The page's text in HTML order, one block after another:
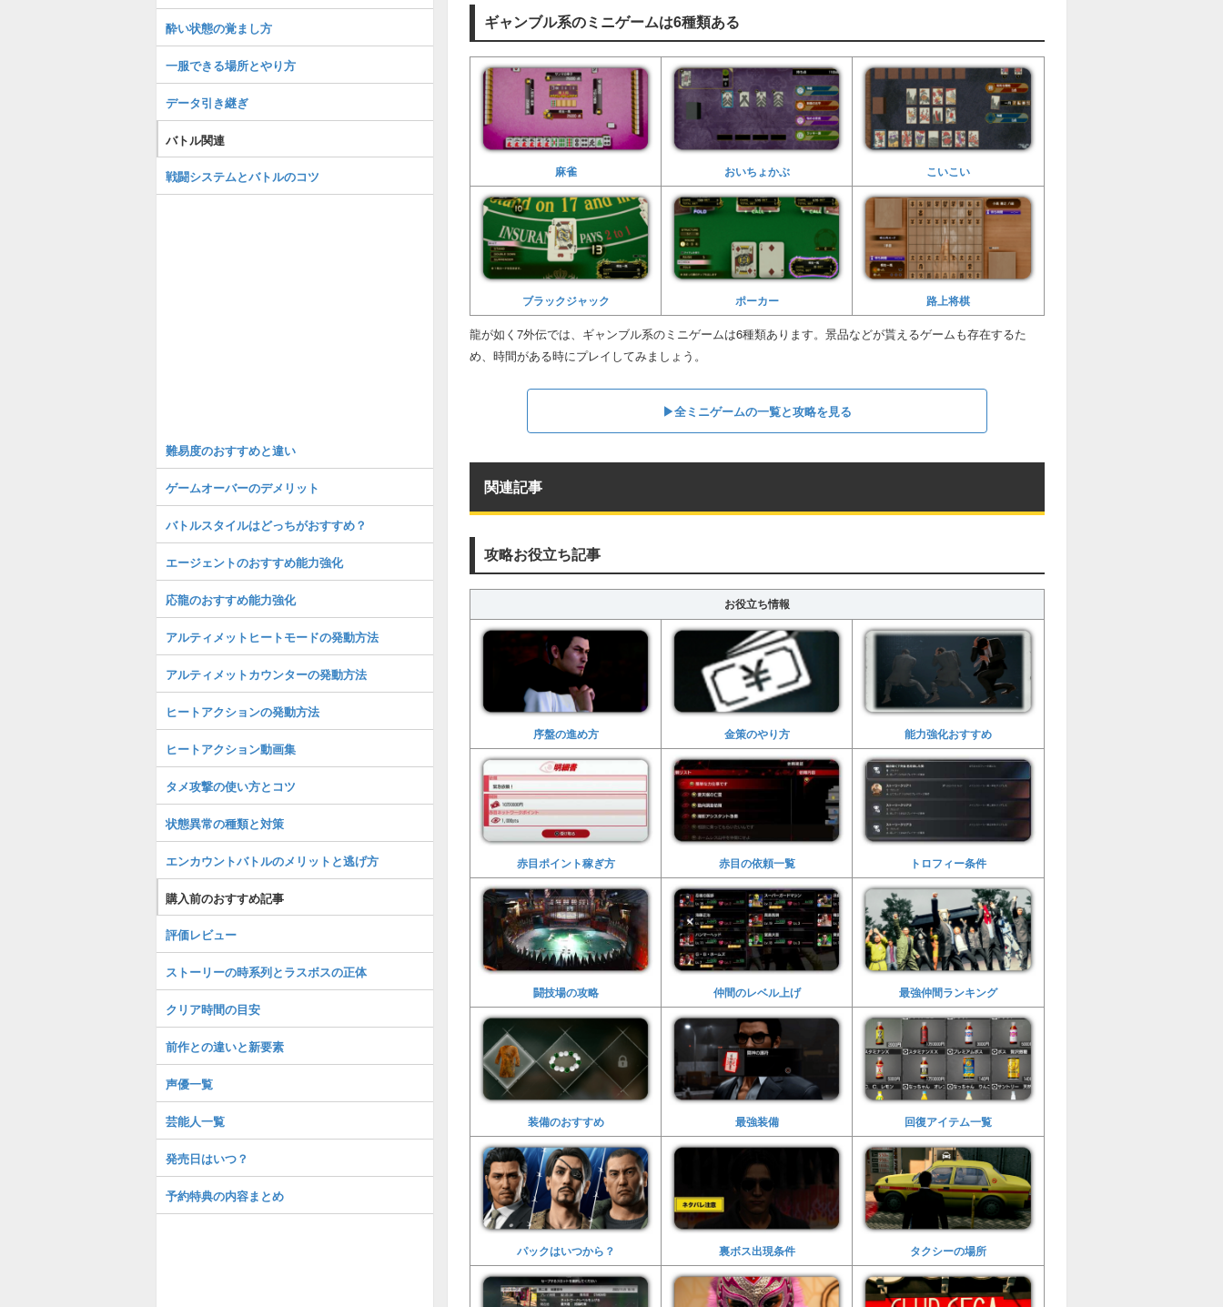
ギャンブル系のミニゲームは6種類ある
麻雀 おいちょかぶ こいこい
ブラックジャック ポーカー 路上将棋
龍が如く7外伝では、ギャンブル系のミニゲームは6種類あります。景品などが貰えるゲームも存在するた
め、時間がある時にプレイしてみましょう。
▶︎全ミニゲームの一覧と攻略を見る
関連記事
攻略お役立ち記事
お役立ち情報
序盤の進め方 金策のやり方 能力強化おすすめ
赤目ポイント稼ぎ方 赤目の依頼一覧 トロフィー条件
闘技場の攻略 仲間のレベル上げ 最強仲間ランキング
装備のおすすめ 最強装備 回復アイテム一覧
パックはいつから？ 裏ボス出現条件 タクシーの場所
酔い状態の覚まし方
一服できる場所とやり方
データ引き継ぎ
バトル関連
戦闘システムとバトルのコツ
難易度のおすすめと違い
ゲームオーバーのデメリット
バトルスタイルはどっちがおすすめ？
エージェントのおすすめ能力強化
応龍のおすすめ能力強化
アルティメットヒートモードの発動方法
アルティメットカウンターの発動方法
ヒートアクションの発動方法
ヒートアクション動画集
タメ攻撃の使い方とコツ
状態異常の種類と対策
エンカウントバトルのメリットと逃げ方
購入前のおすすめ記事
評価レビュー
ストーリーの時系列とラスボスの正体
クリア時間の目安
前作との違いと新要素
声優一覧
芸能人一覧
発売日はいつ？
予約特典の内容まとめ